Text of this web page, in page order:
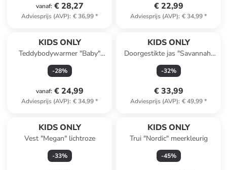
vanaf: € 28,27
Adviesprijs (AVP): € 36,99*
€ 22,99
Adviesprijs (AVP): € 34,99*
KIDS ONLY
Teddybodywarmer "Baby"
lichtblauw
-28%
vanaf: € 24,99
Adviesprijs (AVP): € 34,99*
KIDS ONLY
Doorgestikte jas "Savannah"
zwart
-32%
€ 33,99
Adviesprijs (AVP): € 49,99*
KIDS ONLY
Vest "Megan" lichtroze
-33%
KIDS ONLY
Trui "Nordic" meerkleurig
-45%